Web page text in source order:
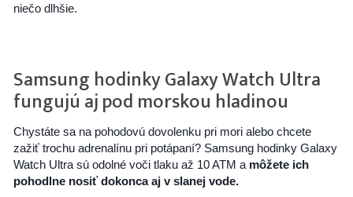
niečo dlhšie.
Samsung hodinky Galaxy Watch Ultra
fungujú aj pod morskou hladinou
Chystáte sa na pohodovú dovolenku pri mori alebo chcete
zažiť trochu adrenalínu pri potápaní? Samsung hodinky Galaxy
Watch Ultra sú odolné voči tlaku až 10 ATM a môžete ich
pohodlne nosiť dokonca aj v slanej vode.